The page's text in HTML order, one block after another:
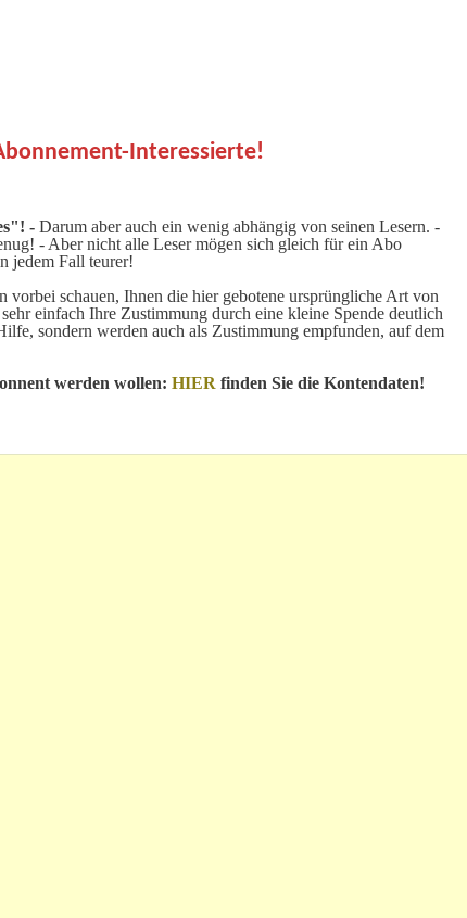
Interessierte!
- Darum aber auch ein wenig abhängig von seinen Lesern. -
- Aber nicht alle Leser mögen sich gleich für ein Abo
jedem Fall teurer!
vorbei schauen, Ihnen die hier gebotene ursprüngliche Art von
einfach Ihre Zustimmung durch eine kleine Spende deutlich
sondern werden auch als Zustimmung empfunden, auf dem
werden wollen: HIER finden Sie die Kontendaten!